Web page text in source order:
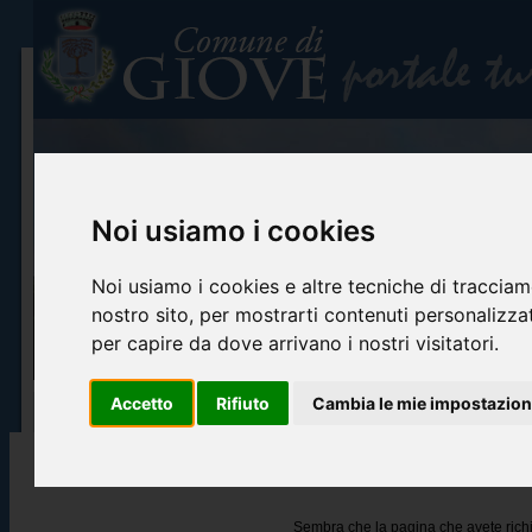
Noi usiamo i cookies
Noi usiamo i cookies e altre tecniche di
nostro sito, per mostrarti contenuti
per capire da dove arrivano i nostri visitatori.
Accetto Rifiuto Cambia le mie
Info turistiche Arte e cultura Itinerari turistici Accoglienza ed
Sembra che la pagina che avete